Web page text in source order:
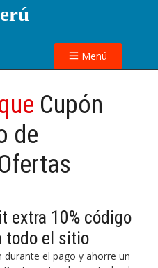
Menú
Cupón
de
extra 10% código
todo el sitio
el pago y ahorre un